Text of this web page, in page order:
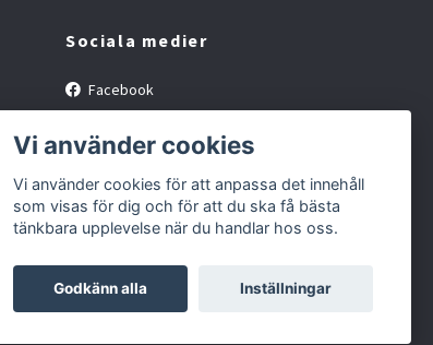
Sociala medier
Facebook
Vi använder cookies
Vi använder cookies för att anpassa det innehåll
som visas för dig och för att du ska få bästa
tänkbara upplevelse när du handlar hos oss.
Godkänn alla Inställningar